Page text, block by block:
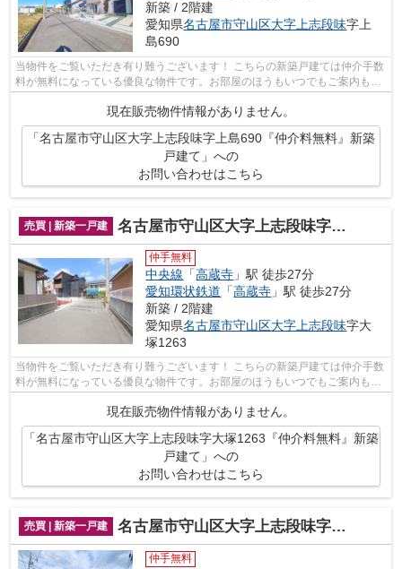
新築 / 2階建
愛知県名古屋市守山区大字上志段味字上
島690
当物件をご覧いただき有り難うございます！ こちらの新築戸建ては仲介手数
料が無料になっている優良な物件です。お部屋のほうもいつでもご案内もさ
現在販売物件情報がありません。
「名古屋市守山区大字上志段味字上島690『仲介料無料』新築
戸建て」への
お問い合わせはこちら
売買 | 新築一戸建 名古屋市守山区大字上志段味字大塚1263『仲介料無料』新築戸建て
仲手無料
中央線 「高蔵寺 」駅 徒歩27分
愛知環状鉄道 「高蔵寺 」駅 徒歩27分
新築 / 2階建
愛知県名古屋市守山区大字上志段味字大
塚1263
当物件をご覧いただき有り難うございます！ こちらの新築戸建ては仲介手数
料が無料になっている優良な物件です。お部屋のほうもいつでもご案内もさ
現在販売物件情報がありません。
「名古屋市守山区大字上志段味字大塚1263『仲介料無料』新築
戸建て」への
お問い合わせはこちら
売買 | 新築一戸建 名古屋市守山区大字上志段味字東谷2017-116『仲介料無料』新築戸建て
仲手無料